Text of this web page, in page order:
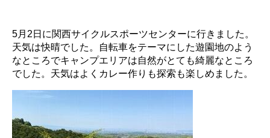
5月2日に関西サイクルスポーツセンターに行きました。
天気は快晴でした。自転車をテーマにした遊園地のよう
なところでキャンプエリアは自然がとても綺麗なところ
でした。天気はよくカレー作りも探索も楽しめました。